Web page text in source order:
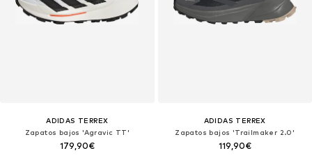
ADIDAS TERREX
Zapatos bajos 'Agravic TT'
179,90€
ADIDAS TERREX
Zapatos bajos 'Trailmaker 2.0'
119,90€